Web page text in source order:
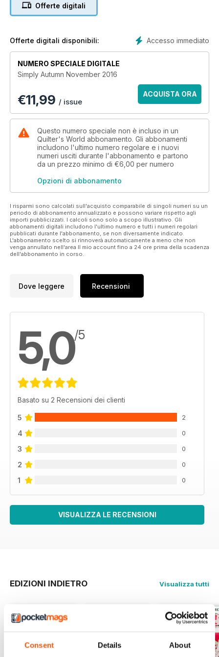
Consent Details About
Offerte digitali
Accesso immediato
Offerte digitali disponibili:
NUMERO SPECIALE DIGITALE
Simply Autumn November 2016
€11,99 / issue
ACQUISTA ORA
Questo numero speciale non è incluso in un
Quilter's World abbonamento. Gli abbonamenti
includono l'ultimo numero regolare e i nuovi
numeri usciti durante l'abbonamento e partono
da un prezzo minimo di €6,00 per numero
Opzioni di abbonamento
I risparmi sono calcolati sull'acquisto comparabile di singoli numeri su un
periodo di abbonamento annualizzato e possono variare rispetto agli
importi pubblicizzati. I calcoli sono solo a scopo illustrativo. Gli
abbonamenti digitali includono l'ultimo numero e tutti i numeri regolari
pubblicati durante l'abbonamento, se non diversamente indicato.
L'abbonamento scelto si rinnoverà automaticamente a meno che non
venga annullato nell'area Il mio account fino a 24 ore prima della scadenza
dell'abbonamento in corso.
Dove leggere Recensioni
5,0/5
Basato su 2 Recensioni dei clienti
5 2
4 0
3 0
2 0
1 0
VISUALIZZA LE RECENSIONI
EDIZIONI INDIETRO Visualizza tutti